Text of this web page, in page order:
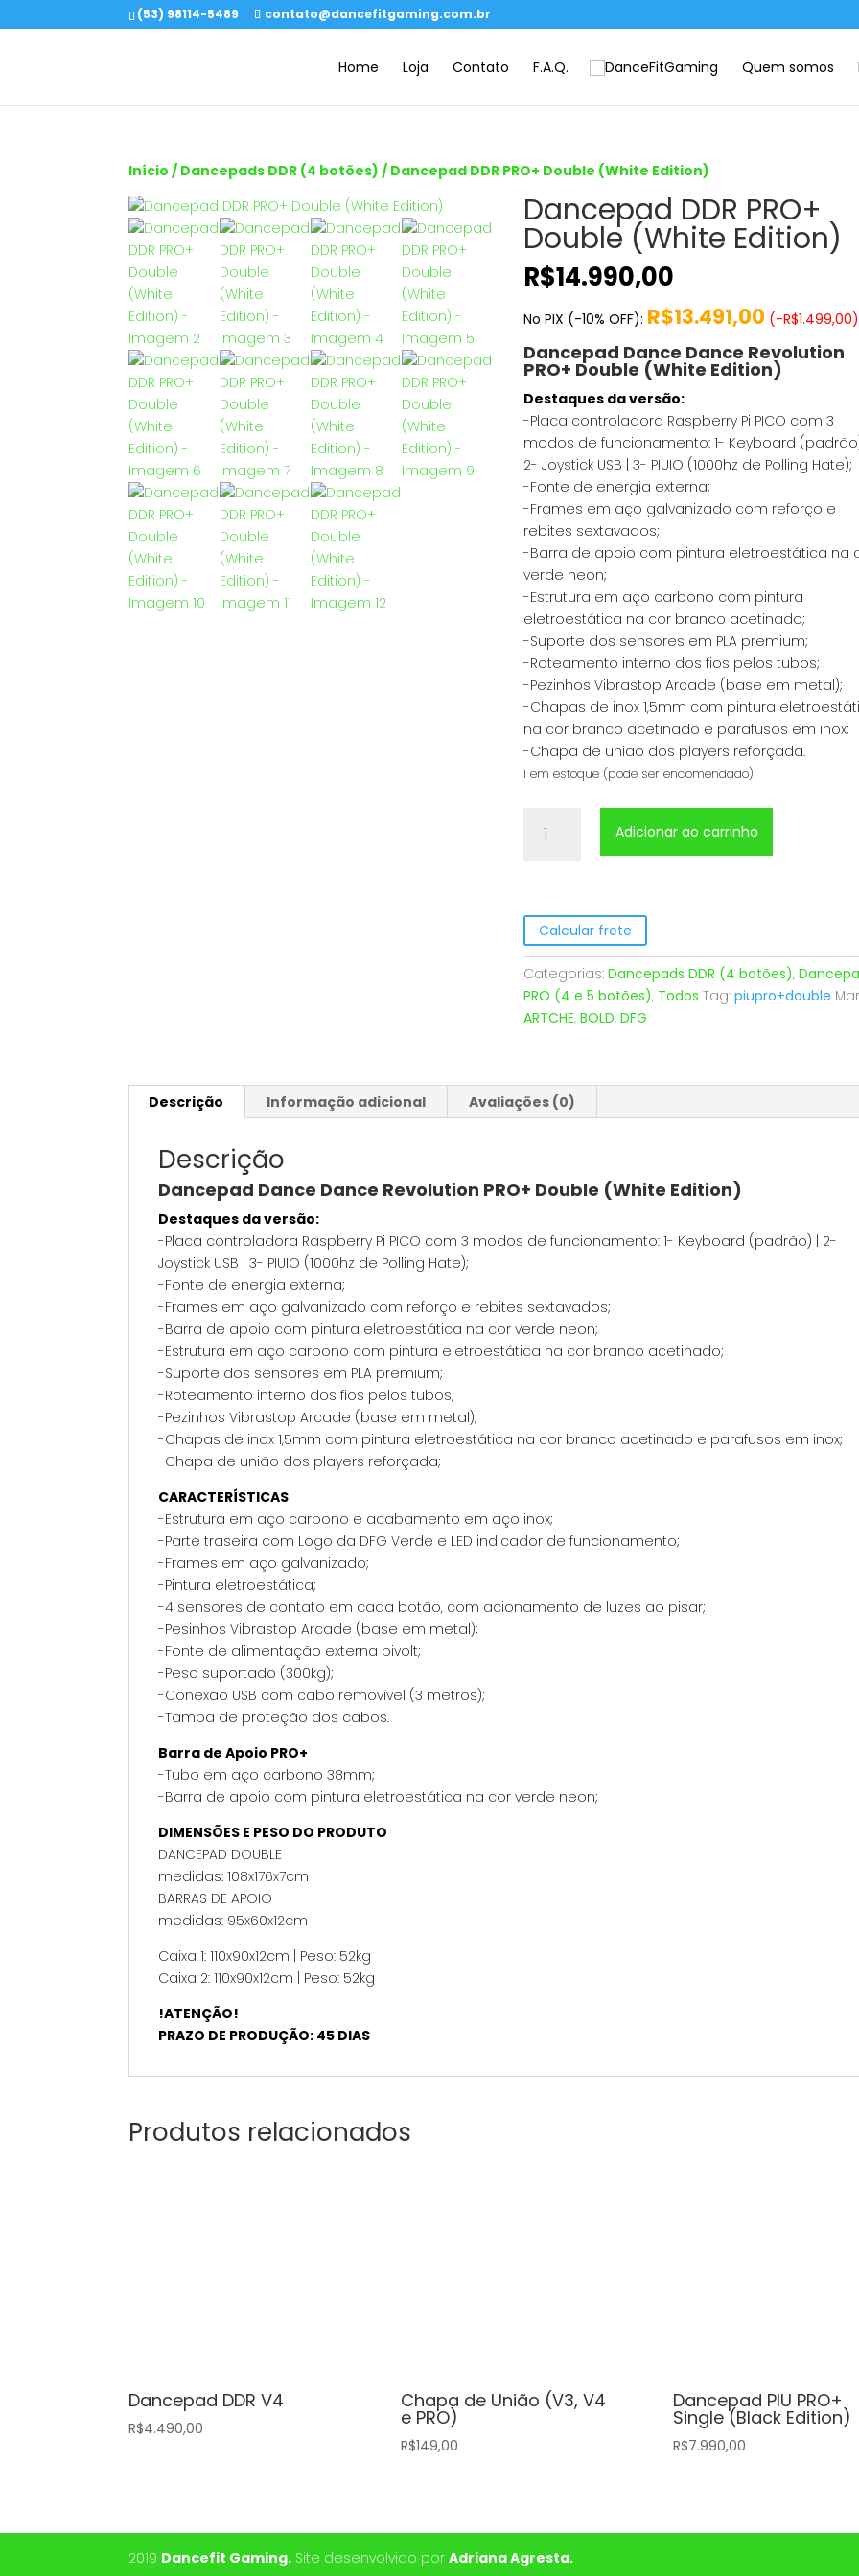
(53) 98114-5489 contato@dancefitgaming.com.br
Home Loja Contato F.A.Q. Quem somos
Início / Dancepads DDR (4 botões) / Dancepad DDR PRO+ Double (White Edition)
Dancepad DDR PRO+
Double (White Edition)
R$14.990,00
No PIX (-10% OFF): R$13.491,00 (-R$1.499,00)
Dancepad Dance Dance Revolution
PRO+ Double (White Edition)
Destaques da versão:
-Placa controladora Raspberry Pi PICO com 3
modos de funcionamento: 1- Keyboard (padrão)
2- Joystick USB | 3- PIUIO (1000hz de Polling Hate);
-Fonte de energia externa;
-Frames em aço galvanizado com reforço e
rebites sextavados;
-Barra de apoio com pintura eletroestática na
verde neon;
-Estrutura em aço carbono com pintura
eletroestática na cor branco acetinado;
-Suporte dos sensores em PLA premium;
-Roteamento interno dos fios pelos tubos;
-Pezinhos Vibrastop Arcade (base em metal);
-Chapas de inox 1,5mm com pintura
na cor branco acetinado e parafusos em inox;
-Chapa de união dos players reforçada.
1 em estoque (pode ser encomendado)
DDR
Edition)
quantidade
Adicionar ao carrinho
Calcular frete
Categorias:Dancepads DDR (4 botões),
PRO (4 e 5 botões), Todos Tag:piupro+double
ARTCHE,BOLD,DFG
Descrição Informação adicional Avaliações (0)
Descrição
Dancepad Dance Dance Revolution PRO+ Double (White Edition)
Destaques da versão:
-Placa controladora Raspberry Pi PICO com 3 modos de funcionamento: 1- Keyboard (padrão) | 2-
Joystick USB | 3- PIUIO (1000hz de Polling Hate);
-Fonte de energia externa;
-Frames em aço galvanizado com reforço e rebites sextavados;
-Barra de apoio com pintura eletroestática na cor verde neon;
-Estrutura em aço carbono com pintura eletroestática na cor branco acetinado;
-Suporte dos sensores em PLA premium;
-Roteamento interno dos fios pelos tubos;
-Pezinhos Vibrastop Arcade (base em metal);
-Chapas de inox 1,5mm com pintura eletroestática na cor branco acetinado e parafusos em inox;
-Chapa de união dos players reforçada;
CARACTERÍSTICAS
-Estrutura em aço carbono e acabamento em aço inox;
-Parte traseira com Logo da DFG Verde e LED indicador de funcionamento;
-Frames em aço galvanizado;
-Pintura eletroestática;
-4 sensores de contato em cada botão, com acionamento de luzes ao pisar;
-Pesinhos Vibrastop Arcade (base em metal);
-Fonte de alimentação externa bivolt;
-Peso suportado (300kg);
-Conexão USB com cabo removível (3 metros);
-Tampa de proteção dos cabos.
Barra de Apoio PRO+
-Tubo em aço carbono 38mm;
-Barra de apoio com pintura eletroestática na cor verde neon;
DIMENSÕES E PESO DO PRODUTO
DANCEPAD DOUBLE
medidas: 108x176x7cm
BARRAS DE APOIO
medidas: 95x60x12cm
Caixa 1: 110x90x12cm | Peso: 52kg
Caixa 2: 110x90x12cm | Peso: 52kg
!ATENÇÃO!
PRAZO DE PRODUÇÃO: 45 DIAS
Produtos relacionados
Dancepad DDR V4
R$4.490,00
Chapa de União (V3, V4
e PRO)
R$149,00
Dancepad PIU PRO+
Single (Black Edition)
R$7.990,00
2019 Dancefit Gaming. Site desenvolvido porAdriana Agresta.